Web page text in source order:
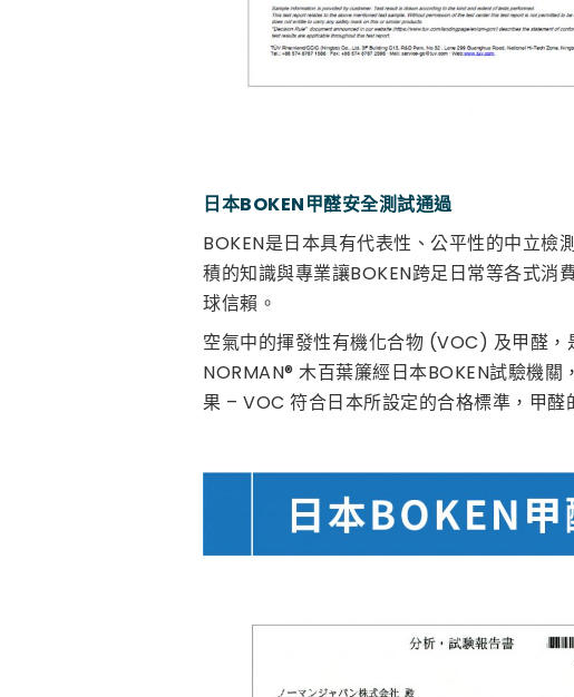
日本BOKEN甲醛安全測試通過
BOKEN是日本具有代表性、公平性的中立檢
積的知識與專業讓BOKEN跨足日常等各式消
球信賴。
空氣中的揮發性有機化合物 (VOC) 及甲醛
NORMAN® 木百葉簾經日本BOKEN試驗機
果 – VOC 符合日本所設定的合格標準，甲醛